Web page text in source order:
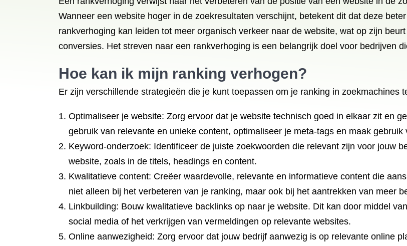
Wanneer een website hoger in de zoekresultaten verschijnt, betekent dit dat deze
rankverhoging kan leiden tot meer organisch verkeer naar de website, wat op zijn
conversies. Het streven naar een rankverhoging is een belangrijk doel voor bedrijven
Hoe kan ik mijn ranking verhogen?
Er zijn verschillende strategieën die je kunt toepassen om je ranking in zoekmachines
Optimaliseer je website: Zorg ervoor dat je website technisch goed in elkaar zit en
gebruik van relevante en unieke content, optimaliseer je meta-tags en maak gebruik
Keyword-onderzoek: Identificeer de juiste zoekwoorden die relevant zijn voor jouw
website, zoals in de titels, headings en content.
Kwalitatieve content: Creëer waardevolle, relevante en informatieve content die
niet alleen bij het verbeteren van je ranking, maar ook bij het aantrekken van meer
Linkbuilding: Bouw kwalitatieve backlinks op naar je website. Dit kan door middel
social media of het verkrijgen van vermeldingen op relevante websites.
Online aanwezigheid: Zorg ervoor dat jouw bedrijf aanwezig is op relevante online